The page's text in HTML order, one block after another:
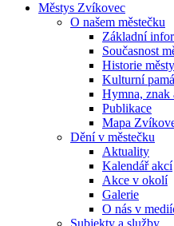
Městys Zvíkovec
O našem městečku
Základní
Současnost
Historie
Kulturní
Hymna, znak
Publikace
Mapa
Dění v městečku
Aktuality
Kalendář akcí
Akce v okolí
Galerie
O nás v
Subjekty a služby